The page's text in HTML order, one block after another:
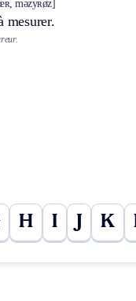
məzyʀøz]
mesurer.
H I K